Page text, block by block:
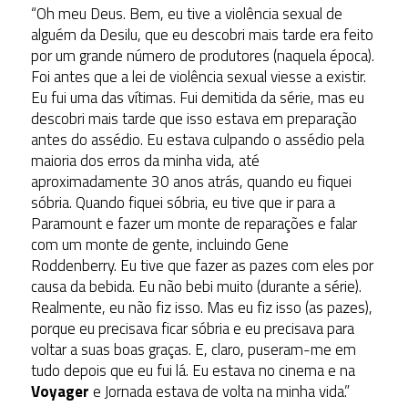
“Oh meu Deus. Bem, eu tive a violência sexual de
alguém da Desilu, que eu descobri mais tarde era feito
por um grande número de produtores (naquela época).
Foi antes que a lei de violência sexual viesse a existir.
Eu fui uma das vítimas. Fui demitida da série, mas eu
descobri mais tarde que isso estava em preparação
antes do assédio. Eu estava culpando o assédio pela
maioria dos erros da minha vida, até
aproximadamente 30 anos atrás, quando eu fiquei
sóbria. Quando fiquei sóbria, eu tive que ir para a
Paramount e fazer um monte de reparações e falar
com um monte de gente, incluindo Gene
Roddenberry. Eu tive que fazer as pazes com eles por
causa da bebida. Eu não bebi muito (durante a série).
Realmente, eu não fiz isso. Mas eu fiz isso (as pazes),
porque eu precisava ficar sóbria e eu precisava para
voltar a suas boas graças. E, claro, puseram-me em
tudo depois que eu fui lá. Eu estava no cinema e na
Voyagere Jornada estava de volta na minha vida.”